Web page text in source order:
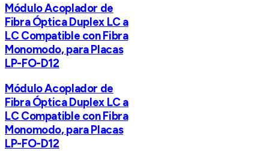
Módulo Acoplador de
Fibra Óptica Duplex LC a
LC Compatible con Fibra
Monomodo, para Placas
LP-FO-D12
Módulo Acoplador de
Fibra Óptica Duplex LC a
LC Compatible con Fibra
Monomodo, para Placas
LP-FO-D12